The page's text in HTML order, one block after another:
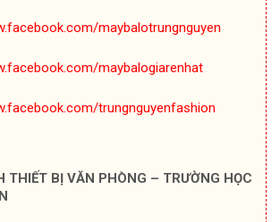
maybalotrungnguyen
maybalogiarenhat
trungnguyenfashion
THIẾT BỊ VĂN PHÒNG – TRƯỜNG HỌC